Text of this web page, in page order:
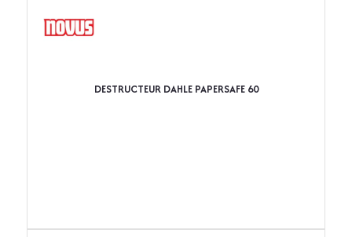
DESTRUCTEUR DAHLE PAPERSAFE 60